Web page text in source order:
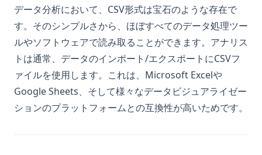
データ分析において、CSV形式は宝石のような存在で
す。そのシンプルさから、ほぼすべてのデータ処理ツー
ルやソフトウェアで読み取ることができます。アナリス
トは通常、データのインポート/エクスポートにCSVフ
ァイルを使用します。これは、Microsoft Excelや
Google Sheets、そして様々なデータビジュアライゼー
ションのプラットフォームとの互換性が高いためです。